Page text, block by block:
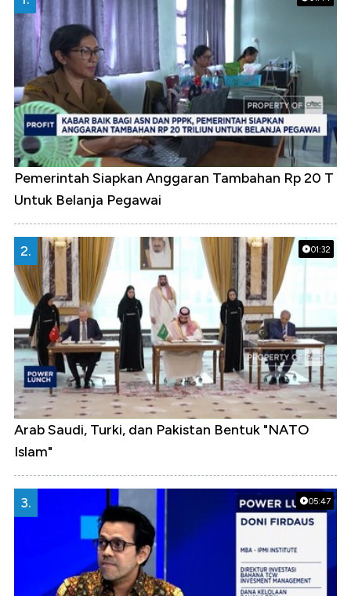
Pemerintah Siapkan Anggaran Tambahan Rp 20 T
Untuk Belanja Pegawai
01:32
2.
Arab Saudi, Turki, dan Pakistan Bentuk "NATO
Islam"
05:47
3.